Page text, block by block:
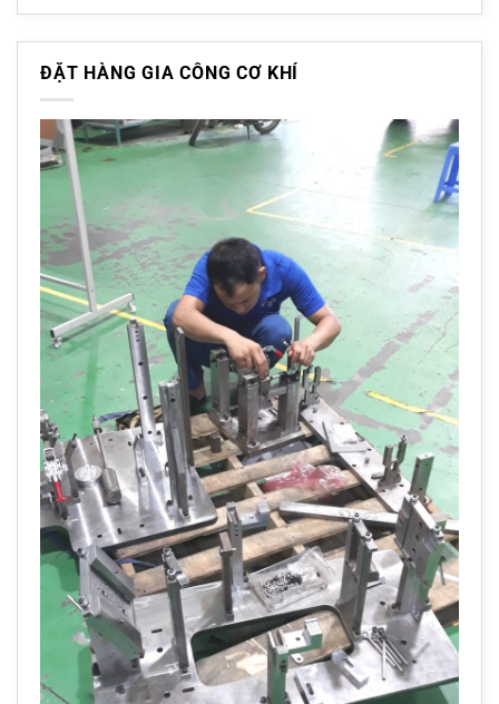
ĐẶT HÀNG GIA CÔNG CƠ KHÍ